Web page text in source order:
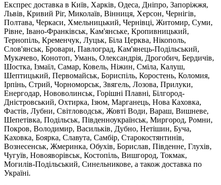
Експрес доставка в Київ, Харків, Одеса, Дніпро, Запоріжжя,
Львів, Кривий Ріг, Миколаїв, Вінниця, Херсон, Чернігів,
Полтава, Черкаси, Хмельницький, Чернівці, Житомир, Суми,
Рівне, Івано-Франківськ, Кам'янське, Кропивницький,
Тернопіль, Кременчук, Луцьк, Біла Церква, Нікополь,
Слов'янськ, Бровари, Павлоград, Кам'янець-Подільський,
Мукачево, Конотоп, Умань, Олександрія, Дрогобич, Бердичів,
Шостка, Ізмаїл, Самар, Ковель, Ніжин, Сміла, Калуш,
Шептицький, Первомайськ, Бориспіль, Коростень, Коломия,
Ірпінь, Стрий, Чорноморськ, Звягель, Лозова, Прилуки,
Енергодар, Нововолинськ, Горішні Плавні, Білгород-
Дністровський, Охтирка, Ізюм, Марганець, Нова Каховка,
Фастів, Лубни, Світловодськ, Жовті Води, Вараш, Вишневе,
Шепетівка, Подільськ, Південноукраїнськ, Миргород, Ромни,
Покров, Володимир, Васильків, Дубно, Нетішин, Буча,
Каховка, Боярка, Славута, Самбір, Старокостянтинів,
Вознесенськ, Жмеринка, Обухів, Борислав, Південне, Глухів,
Чугуїв, Новояворівськ, Костопіль, Вишгород, Токмак,
Могилів-Подільський, Синельникове, а також доставка по
Україні.